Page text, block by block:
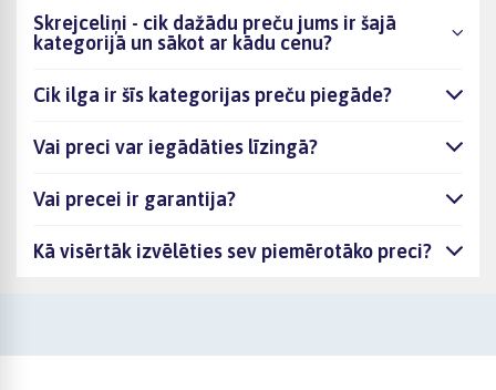
Skrejceliņi - cik dažādu preču jums ir šajā
kategorijā un sākot ar kādu cenu?
Cik ilga ir šīs kategorijas preču piegāde?
Vai preci var iegādāties līzingā?
Vai precei ir garantija?
Kā visērtāk izvēlēties sev piemērotāko preci?